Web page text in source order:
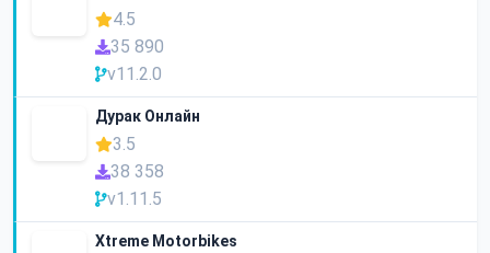
4.5
35 890
v11.2.0
Дурак Онлайн
3.5
38 358
v1.11.5
Xtreme Motorbikes